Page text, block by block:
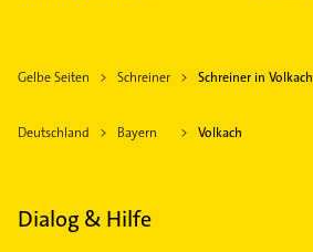
Gelbe Seiten Schreiner Schreiner in Volkach
Deutschland Bayern Volkach
Dialog & Hilfe